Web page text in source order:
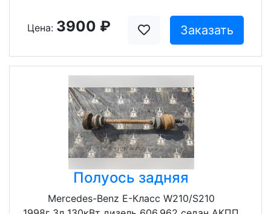
Цена: 3900 ₽ Заказать
Полуось задняя
Mercedes-Benz E-Класс W210/S210